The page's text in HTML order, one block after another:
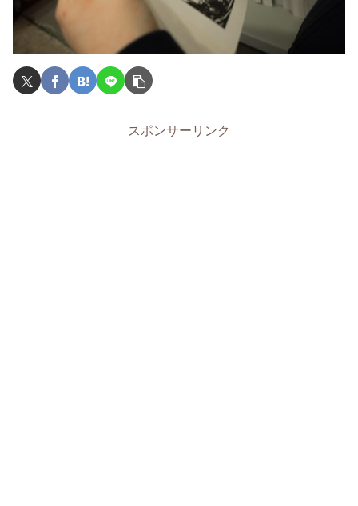
スポンサーリンク